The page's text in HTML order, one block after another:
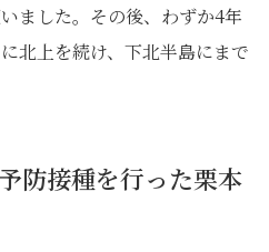
ました。その後、わずか4年
北上を続け、下北半島にまで
防接種を行った栗本